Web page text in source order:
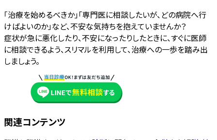
「治療を始めるべきか」「専門医に相談したいが、どの病院へ行
けばよいのか」など、不安な気持ちを抱えていませんか？
症状が急に悪化したり、不安になったりしたときに、すぐに医師
に相談できるよう、スリマルを利用して、治療への一歩を踏み出
しましょう。
関連コンテンツ